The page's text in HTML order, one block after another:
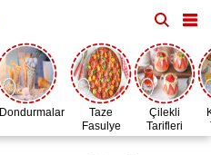
Dondurmalar
Taze
Fasulye
Zamanı
Çilekli
Tarifleri